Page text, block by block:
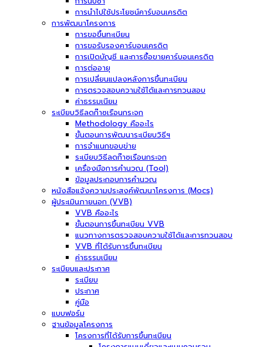
การนำไปใช้ประโยชน์คาร์บอนเครดิต
การพัฒนาโครงการ
การขอขึ้นทะเบียน
การขอรับรองคาร์บอนเครดิต
การเปิดบัญชี และการซื้อขายคาร์บอนเครดิต
การต่ออายุ
การเปลี่ยนแปลงหลังการขึ้นทะเบียน
การตรวจสอบความใช้ได้และการทวนสอบ
ค่าธรรมเนียม
ระเบียบวิธีลดก๊าซเรือนกระจก
Methodology คืออะไร
ขั้นตอนการพัฒนาระเบียบวิธีฯ
การจำแนกขอบข่าย
ระเบียบวิธีลดก๊าซเรือนกระจก
เครื่องมือการคำนวณ (Tool)
ข้อมูลประกอบการคำนวณ
หนังสือแจ้งความประสงค์พัฒนาโครงการ (Mocs)
ผู้ประเมินภายนอก (VVB)
VVB คืออะไร
ขั้นตอนการขึ้นทะเบียน VVB
แนวทางการตรวจสอบความใช้ได้และการทวนสอบ
VVB ที่ได้รับการขึ้นทะเบียน
ค่าธรรมเนียม
ระเบียบและประกาศ
ระเบียบ
ประกาศ
คู่มือ
แบบฟอร์ม
ฐานข้อมูลโครงการ
โครงการที่ได้รับการขึ้นทะเบียน